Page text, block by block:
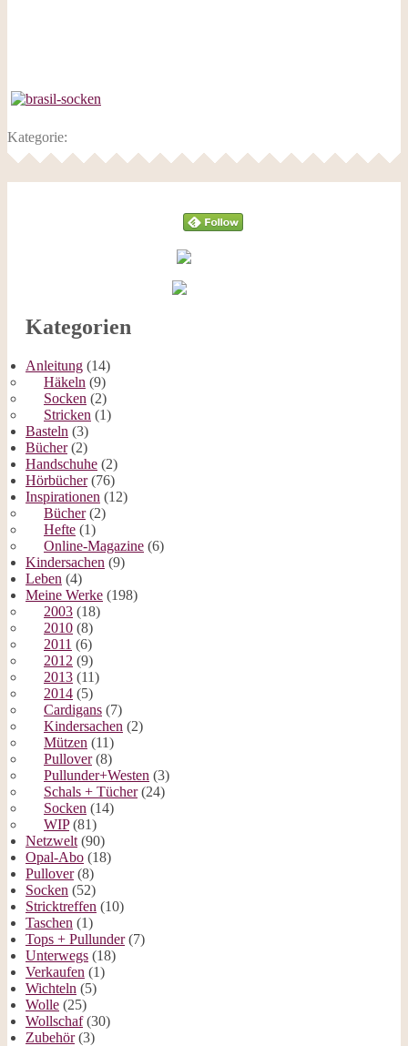
Kategorie:
Kategorien
Anleitung (14)
Häkeln (9)
Socken (2)
Stricken (1)
Basteln (3)
Bücher(2)
Handschuhe (2)
Hörbücher(76)
Inspirationen (12)
Bücher(2)
Hefte (1)
Online-Magazine (6)
Kindersachen (9)
Leben (4)
Meine Werke (198)
2003 (18)
2010 (8)
2011 (6)
2012 (9)
2013 (11)
2014 (5)
Cardigans (7)
Kindersachen (2)
Mützen (11)
Pullover(8)
Pullunder+Westen (3)
Schals + Tücher(24)
Socken (14)
WIP(81)
Netzwelt (90)
Opal-Abo (18)
Pullover(8)
Socken (52)
Stricktreffen (10)
Taschen (1)
Tops + Pullunder(7)
Unterwegs (18)
Verkaufen (1)
Wichteln (5)
Wolle (25)
Wollschaf(30)
Zubehör(3)